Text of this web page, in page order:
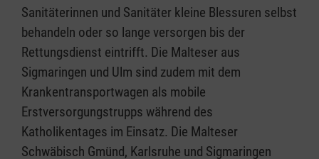
Sanitäterinnen und Sanitäter kleine Blessuren selbst
behandeln oder so lange versorgen bis der
Rettungsdienst eintrifft. Die Malteser aus
Sigmaringen und Ulm sind zudem mit dem
Krankentransportwagen als mobile
Erstversorgungstrupps während des
Katholikentages im Einsatz. Die Malteser
Schwäbisch Gmünd, Karlsruhe und Sigmaringen